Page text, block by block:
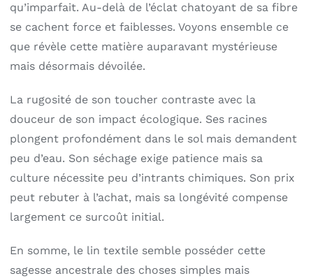
qu’imparfait. Au-delà de l’éclat chatoyant de sa fibre
se cachent force et faiblesses. Voyons ensemble ce
que révèle cette matière auparavant mystérieuse
mais désormais dévoilée.
La rugosité de son toucher contraste avec la
douceur de son impact écologique. Ses racines
plongent profondément dans le sol mais demandent
peu d’eau. Son séchage exige patience mais sa
culture nécessite peu d’intrants chimiques. Son prix
peut rebuter à l’achat, mais sa longévité compense
largement ce surcoût initial.
En somme, le lin textile semble posséder cette
sagesse ancestrale des choses simples mais